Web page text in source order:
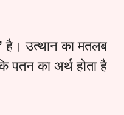
है। उत्थान का मतलब
पतन का अर्थ होता है